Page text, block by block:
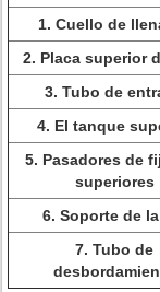
1. Cuello de
2. Placa superior
3. Tubo de
4. El tanque
5. Pasadores de
superiores
6. Soporte de
7. Tubo de